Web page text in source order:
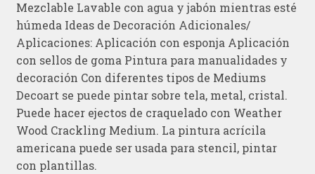
Mezclable Lavable con agua y jabón mientras esté
húmeda Ideas de Decoración Adicionales/
Aplicaciones: Aplicación con esponja Aplicación
con sellos de goma Pintura para manualidades y
decoración Con diferentes tipos de Mediums
Decoart se puede pintar sobre tela, metal, cristal.
Puede hacer ejectos de craquelado con Weather
Wood Crackling Medium. La pintura acrícila
americana puede ser usada para stencil, pintar
con plantillas.